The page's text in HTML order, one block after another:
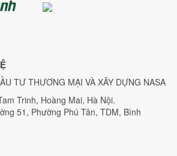
TƯ THƯƠNG MẠI VÀ XÂY DỰNG NASA
Trinh, Hoàng Mai, Hà Nội.
51, Phường Phú Tân, TDM, Bình